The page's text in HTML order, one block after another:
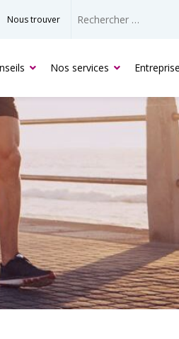
Nous trouver
Nos services Entreprise